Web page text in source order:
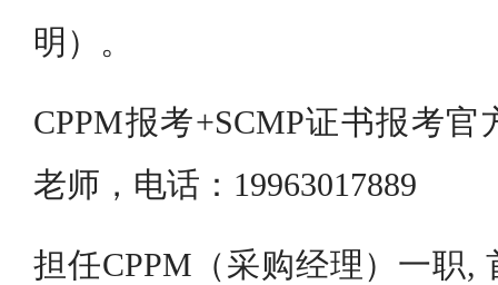
明）。
CPPM报考+SCMP证书报考
老师，电话：19963017889
担任CPPM（采购经理）一职,